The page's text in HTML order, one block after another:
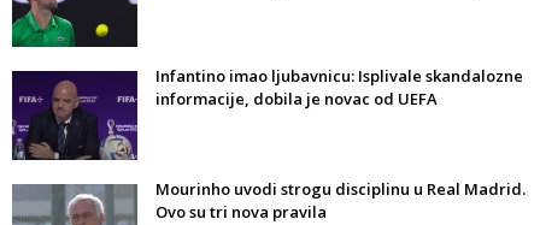
Infantino imao ljubavnicu: Isplivale skandalozne
informacije, dobila je novac od UEFA
Mourinho uvodi strogu disciplinu u Real Madrid.
Ovo su tri nova pravila